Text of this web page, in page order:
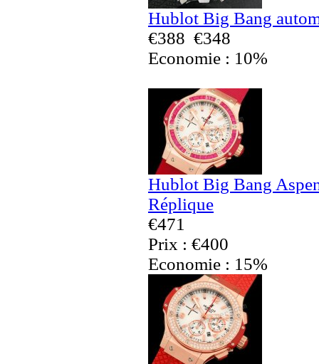
Hublot Big Bang
€388 €348
Economie : 10%
Hublot Big Bang
Réplique
€471
Prix : €400
Economie : 15%